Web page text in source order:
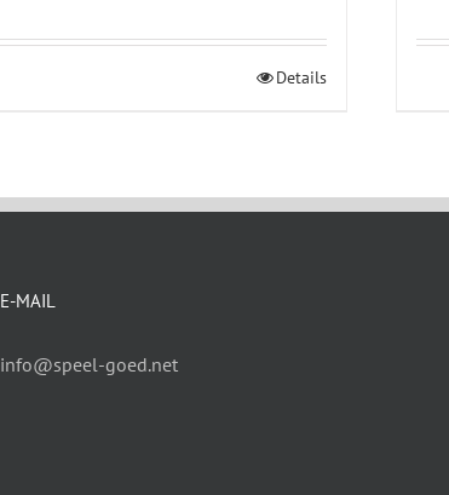
Details
E-MAIL
info@speel-goed.net